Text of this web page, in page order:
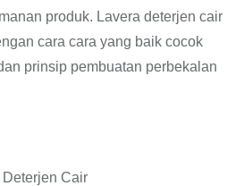
produk. Lavera deterjen cair
cara cara yang baik cocok
prinsip pembuatan perbekalan
Deterjen Cair